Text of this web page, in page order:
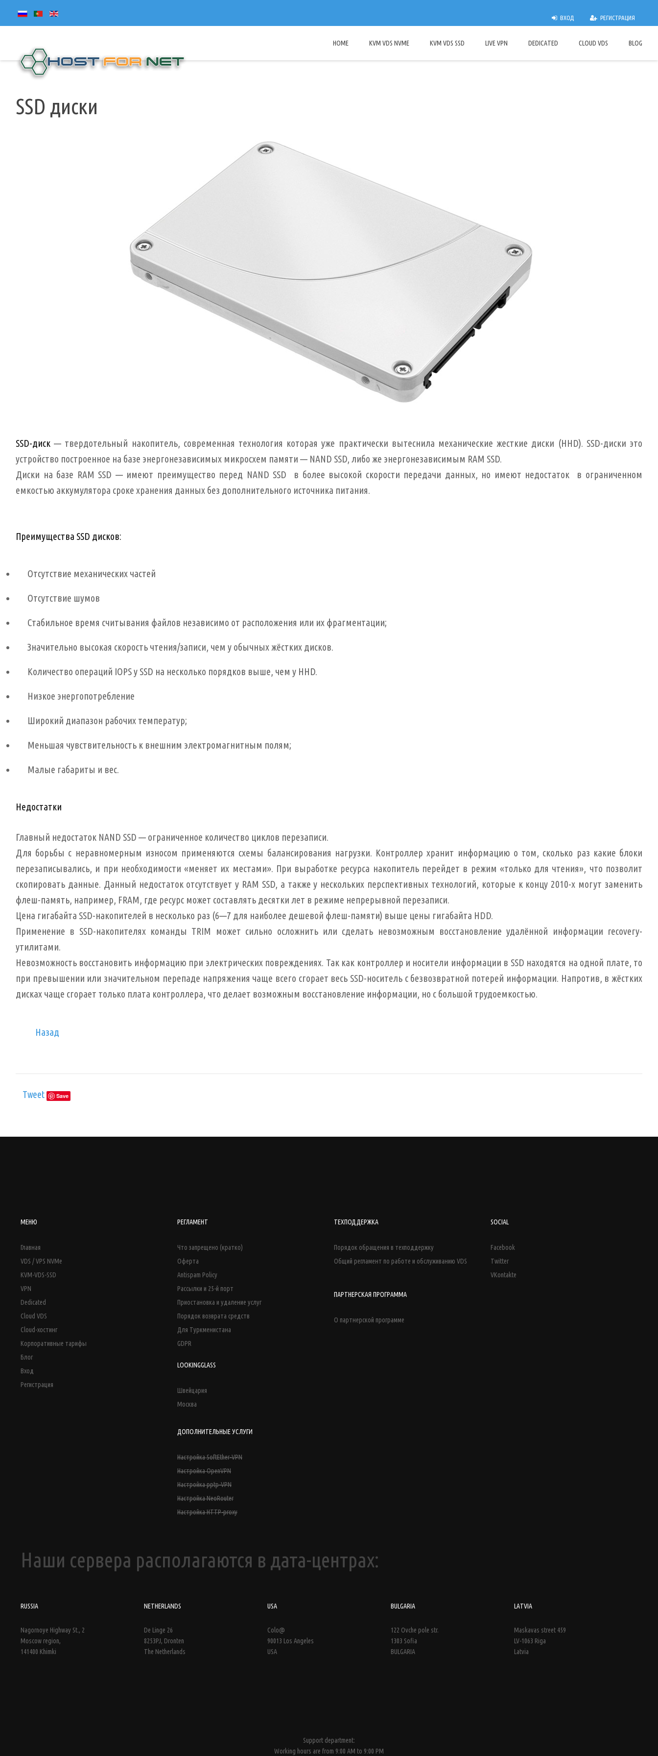
SSD диски
SSD-диск — твердотельный накопитель, современная технология которая уже практически вытеснила механические жесткие диски (HHD). SSD-диски это
устройство построенное на базе энергонезависимых микросхем памяти — NAND SSD, либо же энергонезависимым RAM SSD.
Диски на базе RAM SSD — имеют преимущество перед NAND SSD в более высокой скорости передачи данных, но имеют недостаток в ограниченном
емкостью аккумулятора сроке хранения данных без дополнительного источника питания.
Преимущества SSD дисков:
Отсутствие механических частей
Отсутствие шумов
Стабильное время считывания файлов независимо от расположения или их фрагментации;
Значительно высокая скорость чтения/записи, чем у обычных жёстких дисков.
Количество операций IOPS у SSD на несколько порядков выше, чем у HHD.
Низкое энергопотребление
Широкий диапазон рабочих температур;
Меньшая чувствительность к внешним электромагнитным полям;
Малые габариты и вес.
Недостатки
Главный недостаток NAND SSD — ограниченное количество циклов перезаписи.
Для борьбы с неравномерным износом применяются схемы балансирования нагрузки. Контроллер хранит информацию о том, сколько раз какие блоки
перезаписывались, и при необходимости «меняет их местами». При выработке ресурса накопитель перейдет в режим «только для чтения», что позволит
скопировать данные. Данный недостаток отсутствует у RAM SSD, а также у нескольких перспективных технологий, которые к концу 2010-х могут заменить
флеш-память, например, FRAM, где ресурс может составлять десятки лет в режиме непрерывной перезаписи.
Цена гигабайта SSD-накопителей в несколько раз (6—7 для наиболее дешевой флеш-памяти) выше цены гигабайта HDD.
Применение в SSD-накопителях команды TRIM может сильно осложнить или сделать невозможным восстановление удалённой информации recovery-
утилитами.
Невозможность восстановить информацию при электрических повреждениях. Так как контроллер и носители информации в SSD находятся на одной плате, то
при превышении или значительном перепаде напряжения чаще всего сгорает весь SSD-носитель с безвозвратной потерей информации. Напротив, в жёстких
дисках чаще сгорает только плата контроллера, что делает возможным восстановление информации, но с большой трудоемкостью.
Назад
Tweet Save
МЕНЮ
Главная
VDS / VPS NVMe
KVM-VDS-SSD
VPN
Dedicated
Cloud VDS
Cloud-хостинг
Корпоративные тарифы
Блог
Вход
Регистрация
РЕГЛАМЕНТ
Что запрещено (кратко)
Оферта
Antispam Policy
Рассылки и 25-й порт
Приостановка и удаление услуг
Порядок возврата средств
Для Туркменистана
GDPR
LOOKINGGLASS
Швейцария
Москва
ДОПОЛНИТЕЛЬНЫЕ УСЛУГИ
Настройка SoftEther-VPN
Настройка OpenVPN
Настройка pptp-VPN
Настройка NeoRouter
Настройка HTTP-proxy
ТЕХПОДДЕРЖКА
Порядок обращения в техподдержку
Общий регламент по работе и обслуживанию VDS
ПАРТНЕРСКАЯ ПРОГРАММА
О партнерской программе
SOCIAL
Facebook
Twitter
VKontakte
Наши сервера располагаются в дата-центрах:
RUSSIA
Nagornoye Highway St., 2
Moscow region,
141400 Khimki
NETHERLANDS
De Linge 26
8253PJ, Dronten
The Netherlands
USA
Colo@
90013 Los Angeles
USA
BULGARIA
122 Ovche pole str.
1303 Sofia
BULGARIA
LATVIA
Maskavas street 459
LV-1063 Riga
Latvia
Support department:
Working hours are from 9:00 AM to 9:00 PM
ВХОД РЕГИСТРАЦИЯ
HOME KVM VDS NVME KVM VDS SSD LIVE VPN DEDICATED CLOUD VDS BLOG